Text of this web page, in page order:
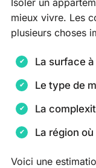
mieux vivre. Les
plusieurs choses
La surface
Le type de
La
La région
Voici une